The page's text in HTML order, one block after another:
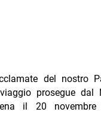
del nostro
prosegue dal
il 20